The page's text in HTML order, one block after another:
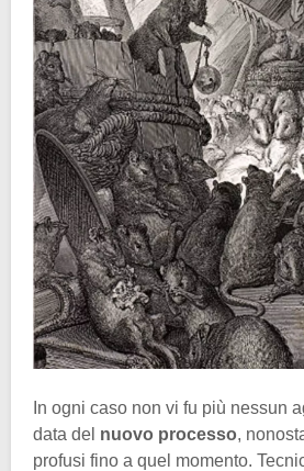
In ogni caso non vi fu più nessun
data del nuovo processo,
profusi fino a quel momento.